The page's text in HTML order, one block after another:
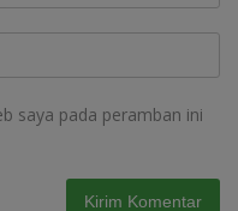
saya pada peramban ini